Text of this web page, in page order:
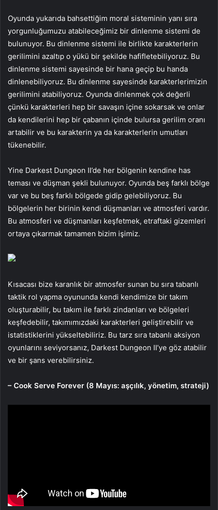
Oyunda yukarıda bahsettiğim moral sisteminin yanı sıra
yorgunluğumuzu atabileceğimiz bir dinlenme sistemi de
bulunuyor. Bu dinlenme sistemi ile birlikte karakterlerin
gerilimini azaltıp o yükü bir şekilde hafifletebiliyoruz. Bu
dinlenme sistemi sayesinde bir hana geçip bu handa
dinlenebiliyoruz. Bu dinlenme sayesinde karakterlerimizin
gerilimini atabiliyoruz. Oyunda dinlenmek çok değerli
çünkü karakterleri hep bir savaşın içine sokarsak ve onlar
da kendilerini hep bir çabanın içinde bulursa gerilim oranı
artabilir ve bu karakterin ya da karakterlerin umutları
tükenebilir.
Yine Darkest Dungeon II’de her bölgenin kendine has
teması ve düşman şekli bulunuyor. Oyunda beş farklı bölge
var ve bu beş farklı bölgede gidip gelebiliyoruz. Bu
bölgelerin her birinin kendi düşmanları ve atmosferi vardır.
Bu atmosferi ve düşmanları keşfetmek, etraftaki gizemleri
ortaya çıkarmak tamamen bizim işimiz.
Kısacası bize karanlık bir atmosfer sunan bu sıra tabanlı
taktik rol yapma oyununda kendi kendimize bir takım
oluşturabilir, bu takım ile farklı zindanları ve bölgeleri
keşfedebilir, takımımızdaki karakterleri geliştirebilir ve
istatistiklerini yükseltebiliriz. Bu tarz sıra tabanlı aksiyon
oyunlarını seviyorsanız, Darkest Dungeon II’ye göz atabilir
ve bir şans verebilirsiniz.
– Cook Serve Forever (8 Mayıs: aşçılık, yönetim, strateji)